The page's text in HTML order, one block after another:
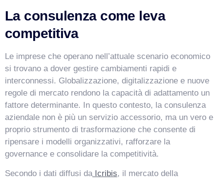
La consulenza come leva
competitiva
Le imprese che operano nell’attuale scenario economico
si trovano a dover gestire cambiamenti rapidi e
interconnessi. Globalizzazione, digitalizzazione e nuove
regole di mercato rendono la capacità di adattamento un
fattore determinante. In questo contesto, la consulenza
aziendale non è più un servizio accessorio, ma un vero e
proprio strumento di trasformazione che consente di
ripensare i modelli organizzativi, rafforzare la
governance e consolidare la competitività.
Secondo i dati diffusi da Icribis, il mercato della
VismarChat AI Agent